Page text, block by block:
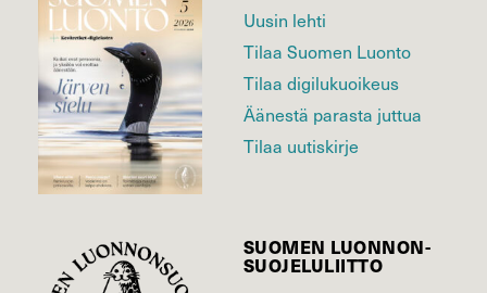
Uusin lehti
Tilaa Suomen Luonto
Tilaa digilukuoikeus
Äänestä parasta juttua
Tilaa uutiskirje
SUOMEN LUONNON­
SUOJELU­LIITTO